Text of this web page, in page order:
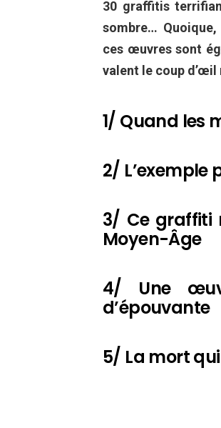
30 graffitis
sombre…
ces œuvres sont
valent le coup d’œil
1/ Quand les
2/ L’exemple
3/ Ce graffiti
Moyen-Âge
4/ Une
d’épouvante
5/ La mort